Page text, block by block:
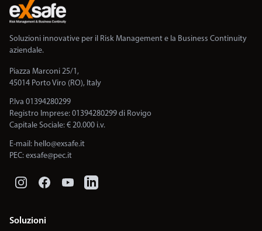
Soluzioni innovative per il Risk Management e la Business Continuity
aziendale.
Piazza Marconi 25/1,
45014 Porto Viro (RO), Italy
P.Iva 01394280299
Registro Imprese: 01394280299 di Rovigo
Capitale Sociale: € 20.000 i.v.
E-mail: hello@exsafe.it
PEC:exsafe@pec.it
Soluzioni